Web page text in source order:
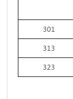
301
313
323